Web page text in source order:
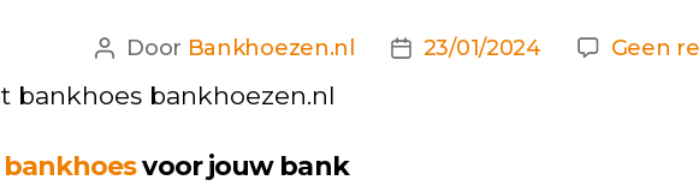
Berichtauteur
Door Bankhoezen.nl Berichtdatum
23/01/2024 Geen
bankhoesvoor jouw bank